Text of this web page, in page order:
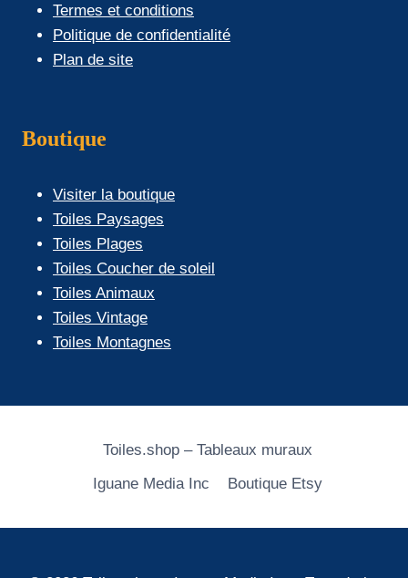
Termes et conditions
Politique de confidentialité
Plan de site
Boutique
Visiter la boutique
Toiles Paysages
Toiles Plages
Toiles Coucher de soleil
Toiles Animaux
Toiles Vintage
Toiles Montagnes
Toiles.shop – Tableaux muraux
Iguane Media Inc
Boutique Etsy